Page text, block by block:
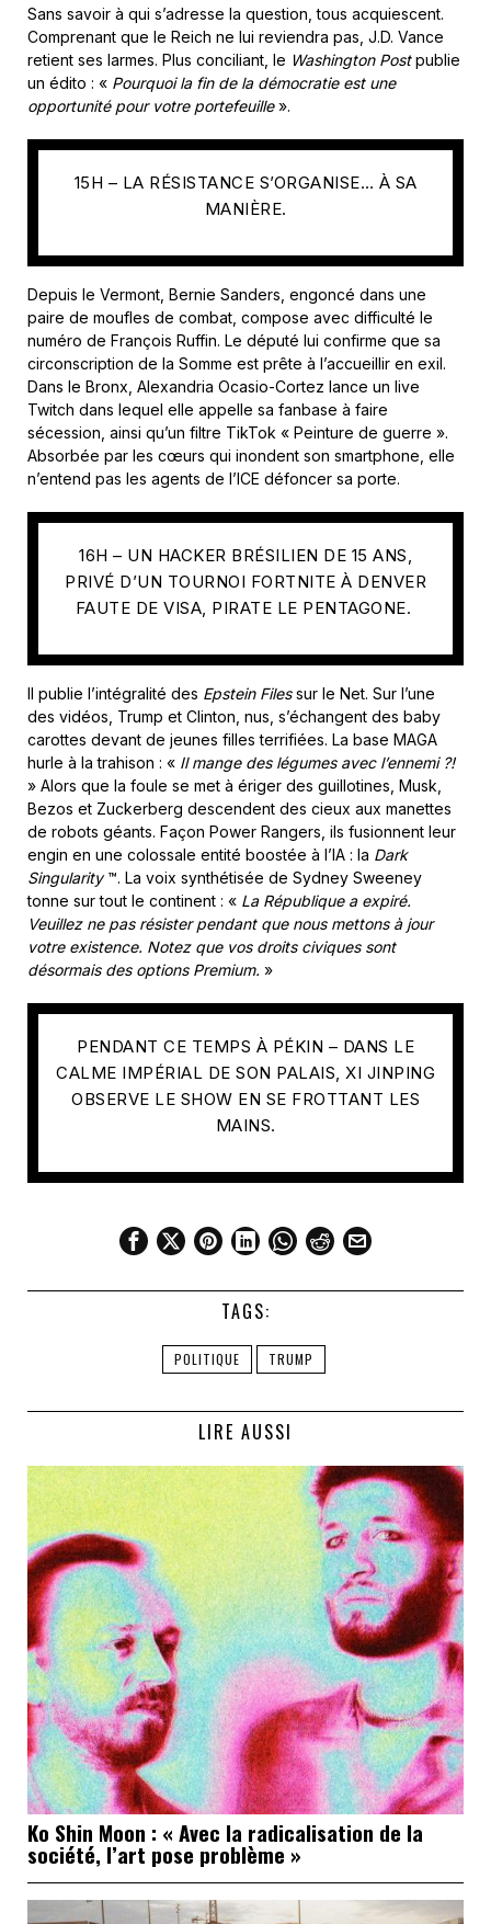
Sans savoir à qui s’adresse la question, tous acquiescent.
Comprenant que le Reich ne lui reviendra pas, J.D. Vance
retient ses larmes. Plus conciliant, le Washington Postpublie
un édito : « Pourquoi la fin de la démocratie est une
opportunité pour votre portefeuille».
15H – LA RÉSISTANCE S’ORGANISE… À SA
MANIÈRE.
Depuis le Vermont, Bernie Sanders, engoncé dans une
paire de moufles de combat, compose avec difficulté le
numéro de François Ruffin. Le député lui confirme que sa
circonscription de la Somme est prête à l’accueillir en exil.
Dans le Bronx, Alexandria Ocasio-Cortez lance un live
Twitch dans lequel elle appelle sa fanbase à faire
sécession, ainsi qu’un filtre TikTok « Peinture de guerre ».
Absorbée par les cœurs qui inondent son smartphone, elle
n’entend pas les agents de l’ICE défoncer sa porte.
16H – UN HACKER BRÉSILIEN DE 15 ANS,
PRIVÉ D’UN TOURNOI FORTNITE À DENVER
FAUTE DE VISA, PIRATE LE PENTAGONE.
Il publie l’intégralité des Epstein Filessur le Net. Sur l’une
des vidéos, Trump et Clinton, nus, s’échangent des baby
carottes devant de jeunes filles terrifiées. La base MAGA
hurle à la trahison : « Il mange des légumes avec l’ennemi ?!
» Alors que la foule se met à ériger des guillotines, Musk,
Bezos et Zuckerberg descendent des cieux aux manettes
de robots géants. Façon Power Rangers, ils fusionnent leur
engin en une colossale entité boostée à l’IA : la Dark
Singularity™. La voix synthétisée de Sydney Sweeney
tonne sur tout le continent : « La République a expiré.
Veuillez ne pas résister pendant que nous mettons à jour
votre existence. Notez que vos droits civiques sont
désormais des options Premium. »
PENDANT CE TEMPS À PÉKIN – DANS LE
CALME IMPÉRIAL DE SON PALAIS, XI JINPING
OBSERVE LE SHOW EN SE FROTTANT LES
MAINS.
TAGS:
POLITIQUE TRUMP
LIRE AUSSI
Ko Shin Moon : « Avec la radicalisation de la
société, l’art pose problème »